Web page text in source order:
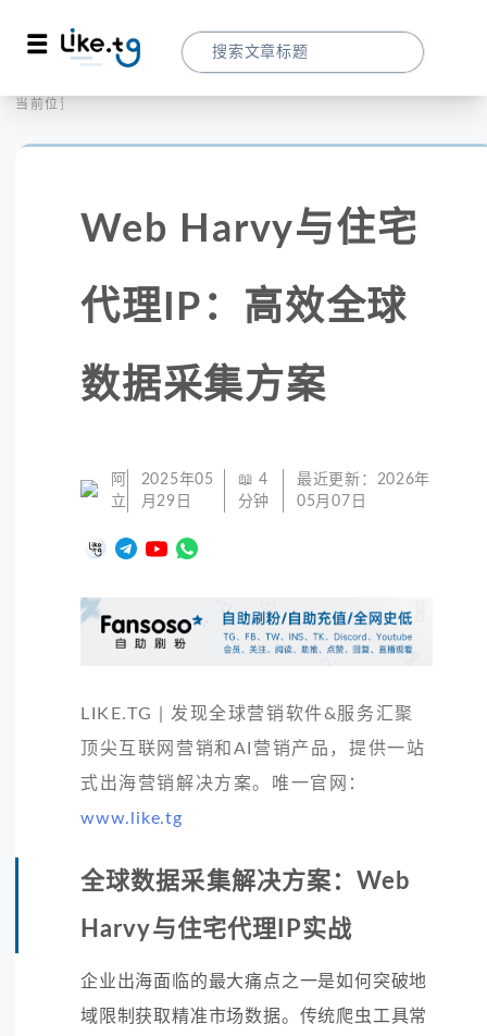
当前位置：
Web Harvy与住宅
代理IP：高效全球
数据采集方案
阿
立
2025年05
月29日
📖 4
分钟
最近更新： 2026年
05月07日
LIKE.TG | 发现全球营销软件&服务汇聚
顶尖互联网营销和AI营销产品，提供一站
式出海营销解决方案。唯一官网：
www.like.tg
全球数据采集解决方案：Web
Harvy与住宅代理IP实战
企业出海面临的最大痛点之一是如何突破地
域限制获取精准市场数据。传统爬虫工具常